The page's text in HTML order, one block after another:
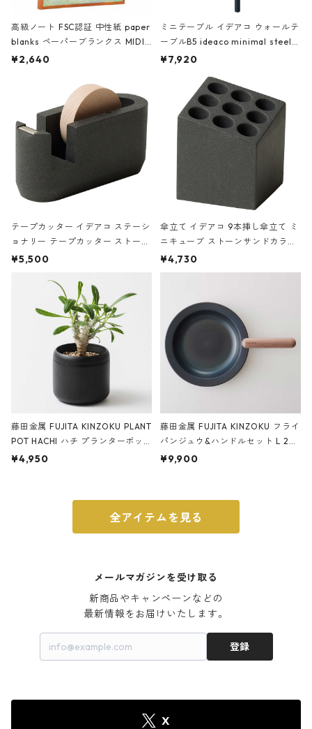
高級ノート FSC認証 中性紙 paper
blanks ペーパーブランクス MIDI
ハードカバー 罫線 ヴァン・ゴッホ
¥2,640
ミニテーブル イデアコ ウォールテ
ーブルB5 ideaco minimal steel f
urniture WALL Table B5 ネイビー
¥7,920
テープカッター イデアコ ステーシ
ョナリー テープカッター ストーン
サンドカラー 石調 ideaco Station
¥5,500
傘立て イデアコ 9本挿し傘立て ミ
ニキューブ ストーンサンドカラー
石調 ideaco Umbrella Stand CUB
E ストーンサンドブラック
¥4,730
藤田金属 FUJITA KINZOKU PLANT
POT HACHI ハチ プランターポッ
ト 3号 ブラック
¥4,950
藤田金属 FUJITA KINZOKU フライ
パンジュウ&ハンドルセット L 24c
m ガス火・IH対応 鉄フライパン
¥9,900
全アイテムを見る
メールマガジンを受け取る
新商品やキャンペーンなどの
最新情報をお届けいたします。
登録
X